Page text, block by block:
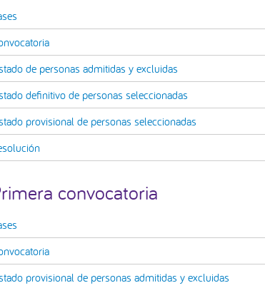
de personas admitidas y excluidas
definitivo de personas seleccionadas
provisional de personas seleccionadas
convocatoria
provisional de personas admitidas y excluidas